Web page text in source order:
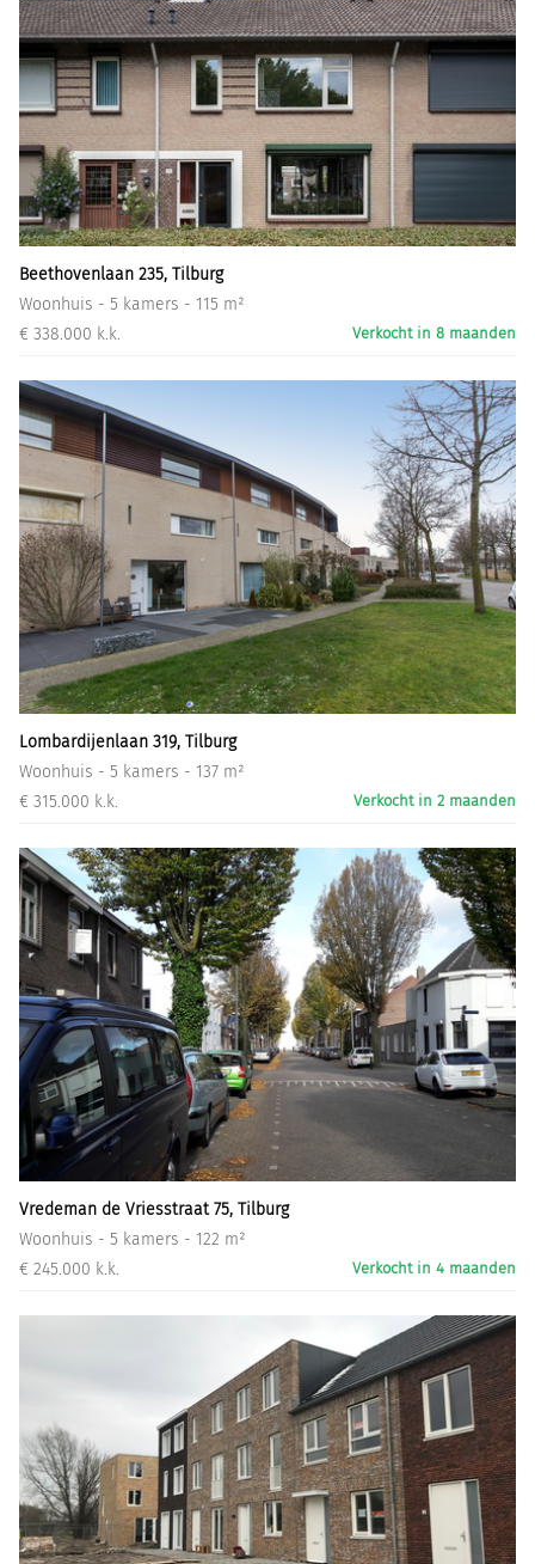
Beethovenlaan 235, Tilburg
Woonhuis - 5 kamers - 115 m²
€ 338.000 k.k.
Verkocht in 8 maanden
Lombardijenlaan 319, Tilburg
Woonhuis - 5 kamers - 137 m²
€ 315.000 k.k.
Verkocht in 2 maanden
Vredeman de Vriesstraat 75, Tilburg
Woonhuis - 5 kamers - 122 m²
€ 245.000 k.k.
Verkocht in 4 maanden